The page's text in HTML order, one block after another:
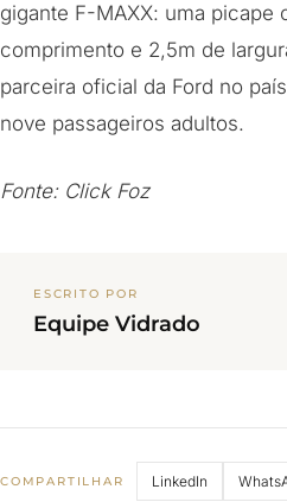
gigante F-MAXX: uma picape
comprimento e 2,5m de
parceira oficial da Ford no
nove passageiros adultos.
Fonte: Click Foz
ESCRITO POR
Equipe Vidrado
COMPARTILHAR LinkedIn